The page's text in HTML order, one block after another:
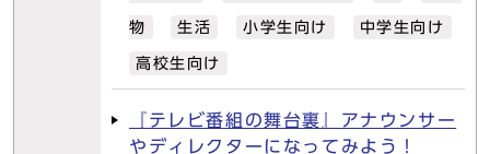
物 生活 小学生向け 中学生向け
高校生向け
『テレビ番組の舞台裏』アナウンサー
やディレクターになってみよう！